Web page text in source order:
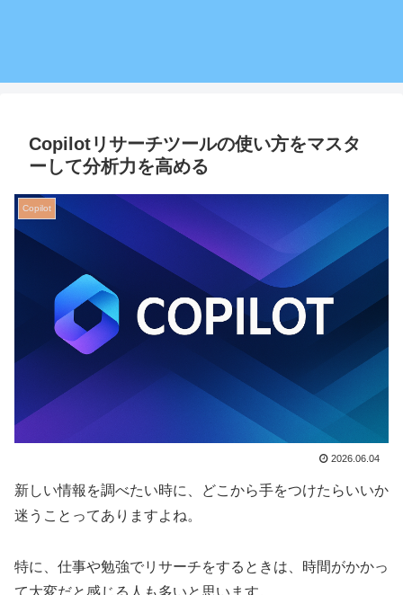
Copilotリサーチツールの使い方をマスタ
ーして分析力を高める
Copilot
2026.06.04
新しい情報を調べたい時に、どこから手をつけたらいいか
迷うことってありますよね。
特に、仕事や勉強でリサーチをするときは、時間がかかっ
て大変だと感じる人も多いと思います。